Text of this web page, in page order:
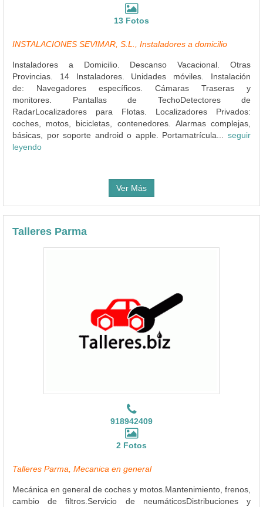
13 Fotos
INSTALACIONES SEVIMAR, S.L., Instaladores a domicilio
Instaladores a Domicilio. Descanso Vacacional. Otras
Provincias. 14 Instaladores. Unidades móviles. Instalación
de: Navegadores específicos. Cámaras Traseras y
monitores. Pantallas de TechoDetectores de
RadarLocalizadores para Flotas. Localizadores Privados:
coches, motos, bicicletas, contenedores. Alarmas complejas,
básicas, por soporte android o apple. Portamatrícula... seguir
leyendo
Ver Más
Talleres Parma
918942409
2 Fotos
Talleres Parma, Mecanica en general
Mecánica en general de coches y motos.Mantenimiento, frenos,
cambio de filtros.Servicio de neumáticosDistribuciones y